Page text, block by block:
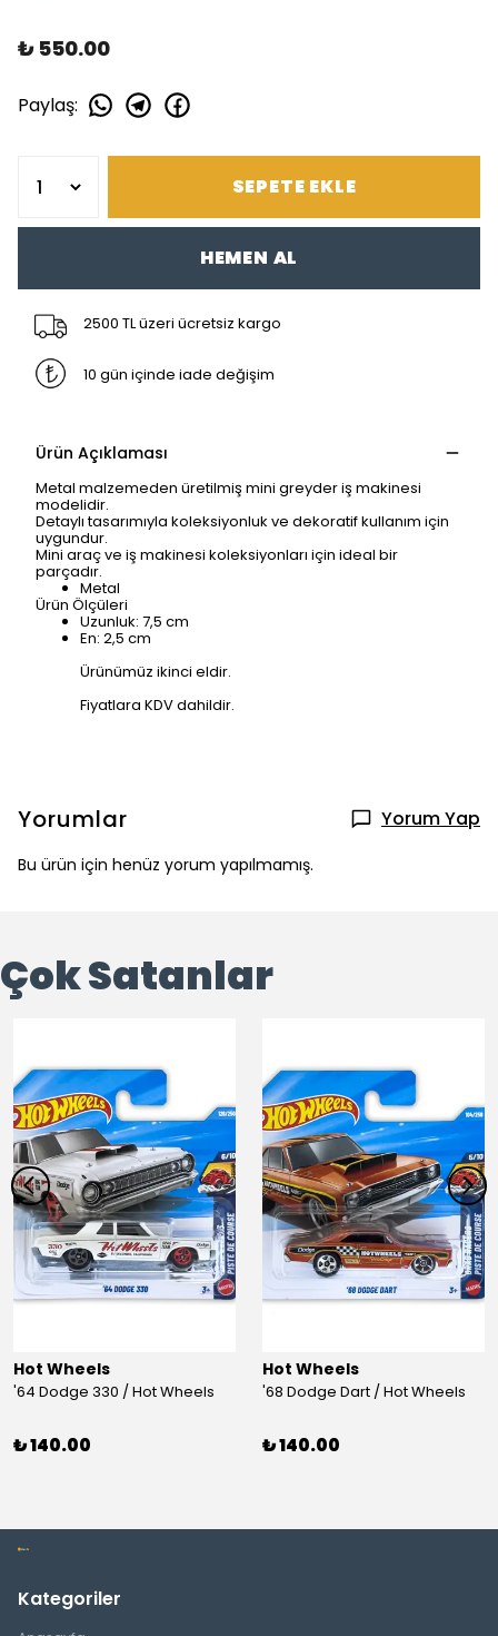
₺ 550.00
Paylaş:
SEPETE EKLE
HEMEN AL
2500 TL üzeri ücretsiz kargo
10 gün içinde iade değişim
Ürün Açıklaması
Metal malzemeden üretilmiş mini greyder iş makinesi
modelidir.
Detaylı tasarımıyla koleksiyonluk ve dekoratif kullanım için
uygundur.
Mini araç ve iş makinesi koleksiyonları için ideal bir
parçadır.
Metal
Ürün Ölçüleri
Uzunluk: 7,5 cm
En: 2,5 cm
Ürünümüz ikinci eldir.
Fiyatlara KDV dahildir.
Yorumlar Yorum Yap
Bu ürün için henüz yorum yapılmamış.
Çok Satanlar
Hot Wheels
'64 Dodge 330 / Hot Wheels
₺ 140.00
Hot Wheels
'68 Dodge Dart / Hot Wheels
₺ 140.00
Kategoriler